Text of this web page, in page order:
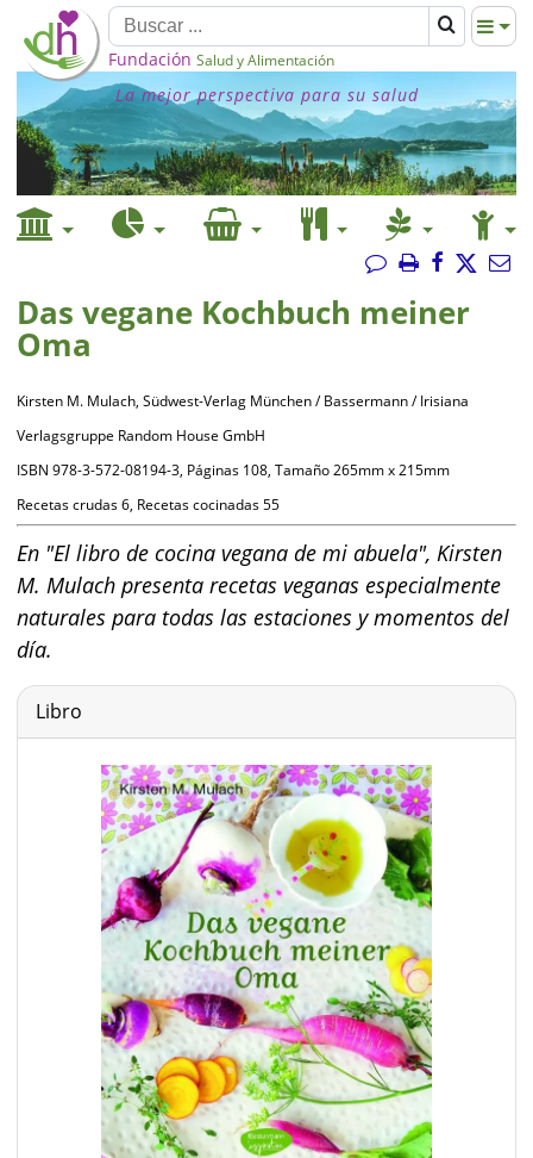
Fundación Salud y Alimentación
La mejor perspectiva para su salud
Das vegane Kochbuch meiner
Oma
Kirsten M. Mulach, Südwest-Verlag München / Bassermann / Irisiana
Verlagsgruppe Random House GmbH
ISBN 978-3-572-08194-3, Páginas 108, Tamaño 265mm x 215mm
Recetas crudas 6, Recetas cocinadas 55
En "El libro de cocina vegana de mi abuela", Kirsten
M. Mulach presenta recetas veganas especialmente
naturales para todas las estaciones y momentos del
día.
Libro